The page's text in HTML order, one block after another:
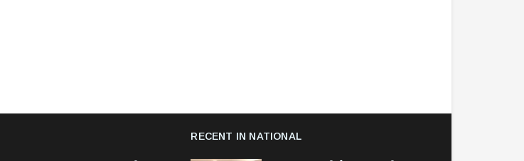
RECENT IN NATIONAL